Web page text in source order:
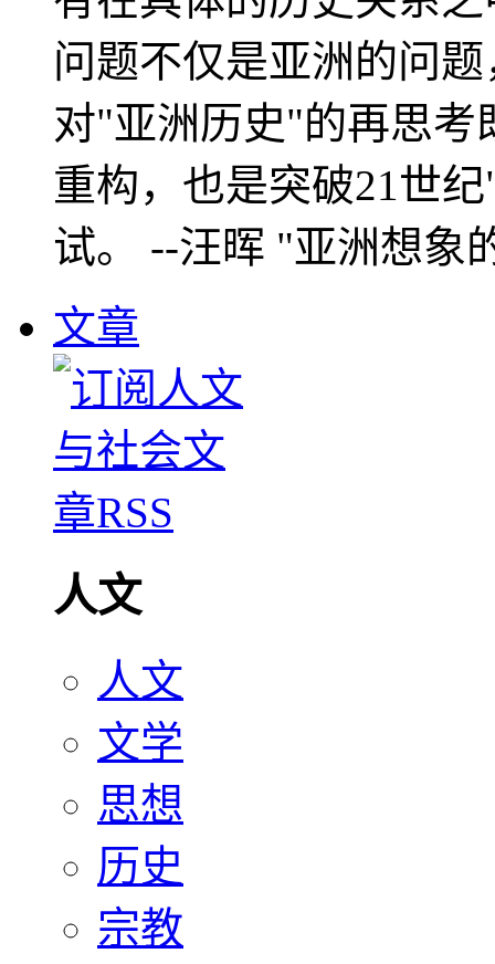
问题不仅是亚洲的问
对"亚洲历史"的再思考
重构，也是突破21世
试。 --汪晖 "亚洲想象
文章
人文
人文
文学
思想
历史
宗教